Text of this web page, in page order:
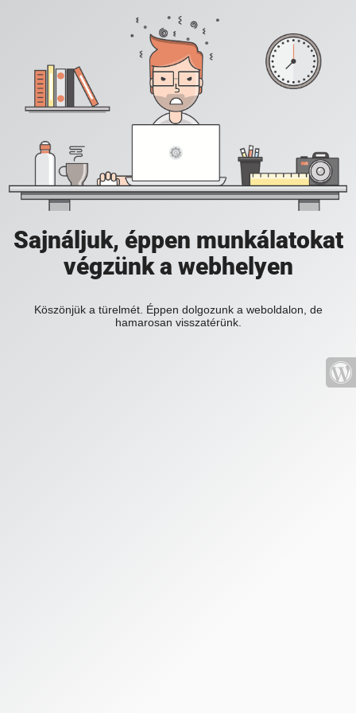
Sajnáljuk, éppen munkálatokat
végzünk a webhelyen
Köszönjük a türelmét. Éppen dolgozunk a weboldalon, de
hamarosan visszatérünk.